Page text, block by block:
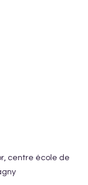
centre école de